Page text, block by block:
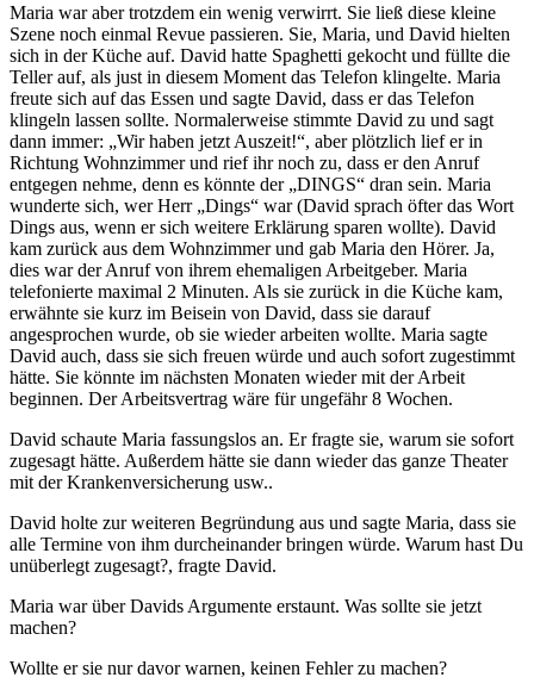
Maria war aber trotzdem ein wenig verwirrt. Sie ließ diese kleine
Szene noch einmal Revue passieren. Sie, Maria, und David hielten
sich in der Küche auf. David hatte Spaghetti gekocht und füllte die
Teller auf, als just in diesem Moment das Telefon klingelte. Maria
freute sich auf das Essen und sagte David, dass er das Telefon
klingeln lassen sollte. Normalerweise stimmte David zu und sagt
dann immer: „Wir haben jetzt Auszeit!“, aber plötzlich lief er in
Richtung Wohnzimmer und rief ihr noch zu, dass er den Anruf
entgegen nehme, denn es könnte der „DINGS“ dran sein. Maria
wunderte sich, wer Herr „Dings“ war (David sprach öfter das Wort
Dings aus, wenn er sich weitere Erklärung sparen wollte). David
kam zurück aus dem Wohnzimmer und gab Maria den Hörer. Ja,
dies war der Anruf von ihrem ehemaligen Arbeitgeber. Maria
telefonierte maximal 2 Minuten. Als sie zurück in die Küche kam,
erwähnte sie kurz im Beisein von David, dass sie darauf
angesprochen wurde, ob sie wieder arbeiten wollte. Maria sagte
David auch, dass sie sich freuen würde und auch sofort zugestimmt
hätte. Sie könnte im nächsten Monaten wieder mit der Arbeit
beginnen. Der Arbeitsvertrag wäre für ungefähr 8 Wochen.
David schaute Maria fassungslos an. Er fragte sie, warum sie sofort
zugesagt hätte. Außerdem hätte sie dann wieder das ganze Theater
mit der Krankenversicherung usw..
David holte zur weiteren Begründung aus und sagte Maria, dass sie
alle Termine von ihm durcheinander bringen würde. Warum hast Du
unüberlegt zugesagt?, fragte David.
Maria war über Davids Argumente erstaunt. Was sollte sie jetzt
machen?
Wollte er sie nur davor warnen, keinen Fehler zu machen?